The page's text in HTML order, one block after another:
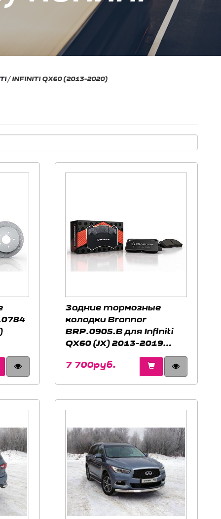
/INFINITI QX60 (2013-2020)
Задние тормозные
колодки Brannor
BRP.0905.B для Infiniti
QX60 (JX) 2013-2019
7 700руб.